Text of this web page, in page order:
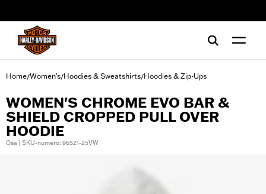
Home/Women's/Hoodies & Sweatshirts/Hoodies & Zip-Ups
WOMEN'S CHROME EVO BAR &
SHIELD CROPPED PULL OVER
HOODIE
Osa | SKU-numero: 96521-25VW